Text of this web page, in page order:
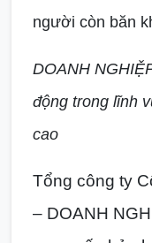
người còn băn
DOANH
động trong lĩnh
cao
Tổng công ty
– DOANH